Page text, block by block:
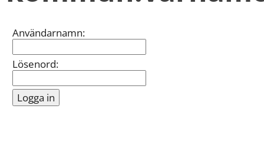
Inloggning
Användarnamn:
Lösenord:
informationen
bättre
dig?
Webbadress
sidan